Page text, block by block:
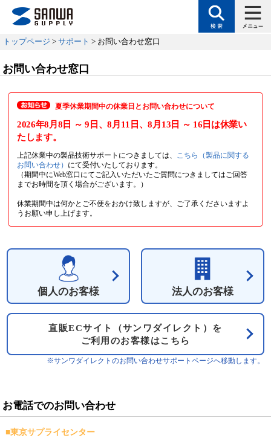
トップページ > サポート > お問い合わせ窓口
お問い合わせ窓口
夏季休業期間中の休業日とお問い合わせについて
2026年8月8日 ～ 9日 、8月11日 、8月13日 ～ 16日 は休業い
たします。
上記休業中の製品技術サポートにつきましては、
こちら（製品に関する
お問い合わせ） にて受付いたしております。
（期間中にWeb窓口にてご記入いただいたご質問につきましてはご回答
までお時間を頂く場合がございます。）
休業期間中は何かとご不便をおかけ致しますが、ご了承くださいますよ
うお願い申し上げます。
個人のお客様 法人のお客様
直販ECサイト（サンワダイレクト）を
ご利用のお客様はこちら
※サンワダイレクトのお問い合わせサポートページへ移動します。
お電話でのお問い合わせ
■東京サプライセンター